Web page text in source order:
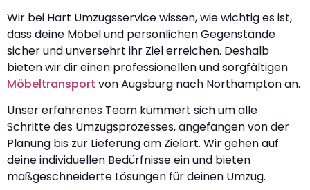
Wir bei Hart Umzugsservice wissen, wie wichtig es ist,
dass deine Möbel und persönlichen Gegenstände
sicher und unversehrt ihr Ziel erreichen. Deshalb
bieten wir dir einen professionellen und sorgfältigen
Möbeltransport von Augsburg nach Northampton an.
Unser erfahrenes Team kümmert sich um alle
Schritte des Umzugsprozesses, angefangen von der
Planung bis zur Lieferung am Zielort. Wir gehen auf
deine individuellen Bedürfnisse ein und bieten
maßgeschneiderte Lösungen für deinen Umzug.